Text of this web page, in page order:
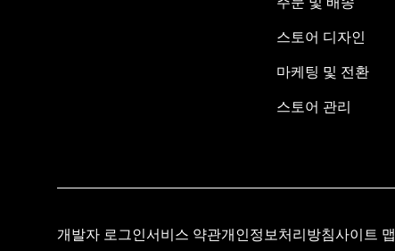
스토어 디자인
마케팅 및 전환
스토어 관리
개발자 로그인서비스 약관개인정보처리방침사이트 맵